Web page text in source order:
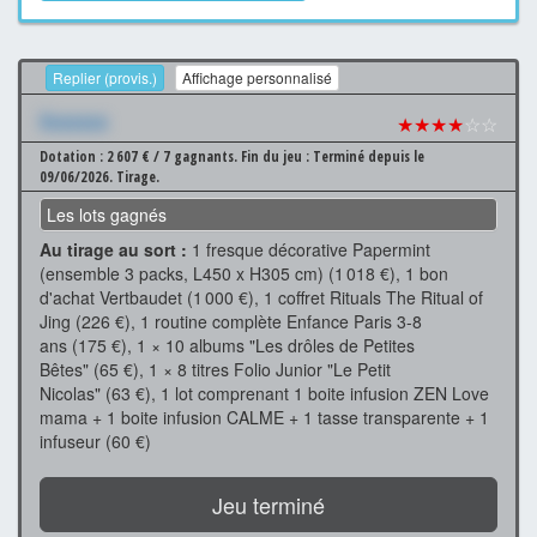
Replier (provis.) Affichage personnalisé
Xxxxxxx ★★★★☆☆
Dotation : 2 607 € / 7 gagnants. Fin du jeu : Terminé depuis le
09/06/2026. Tirage.
Les lots gagnés
Au tirage au sort : 1 fresque décorative Papermint
(ensemble 3 packs, L450 x H305 cm) (1 018 €), 1 bon
d'achat Vertbaudet (1 000 €), 1 coffret Rituals The Ritual of
Jing (226 €), 1 routine complète Enfance Paris 3-8
ans (175 €), 1 × 10 albums "Les drôles de Petites
Bêtes" (65 €), 1 × 8 titres Folio Junior "Le Petit
Nicolas" (63 €), 1 lot comprenant 1 boite infusion ZEN Love
mama + 1 boite infusion CALME + 1 tasse transparente + 1
infuseur (60 €)
Jeu terminé